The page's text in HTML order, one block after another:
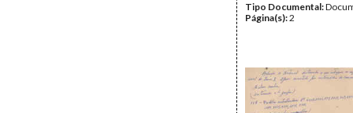
Tipo Documental:
Página(s):2